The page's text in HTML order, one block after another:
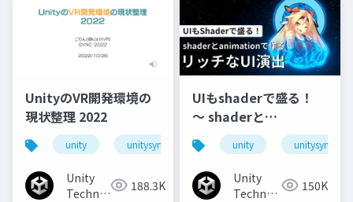
UnityのVR開発環境の
現状整理 2022
unity unitysync
Unity
Technologies188.3K
UIもshaderで盛る！
〜 shaderと
animationで作るリッ
チなUI演出
unity unitysync
Unity
Technologies150K